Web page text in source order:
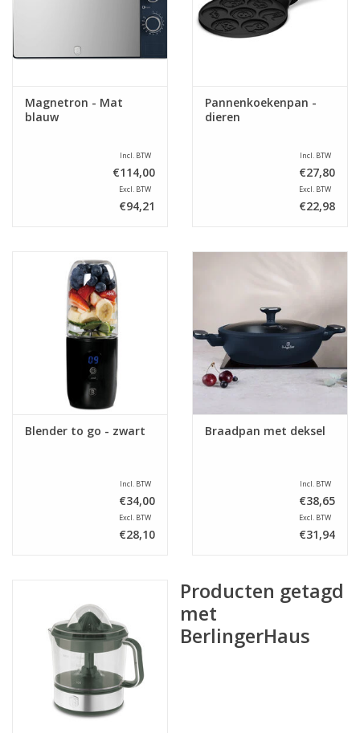
Magnetron - Mat
blauw
Incl. BTW
€114,00
Excl. BTW
€94,21
Pannenkoekenpan -
dieren
Incl. BTW
€27,80
Excl. BTW
€22,98
Blender to go - zwart
Incl. BTW
€34,00
Excl. BTW
€28,10
Braadpan met deksel
Incl. BTW
€38,65
Excl. BTW
€31,94
Producten getagd
met
BerlingerHaus